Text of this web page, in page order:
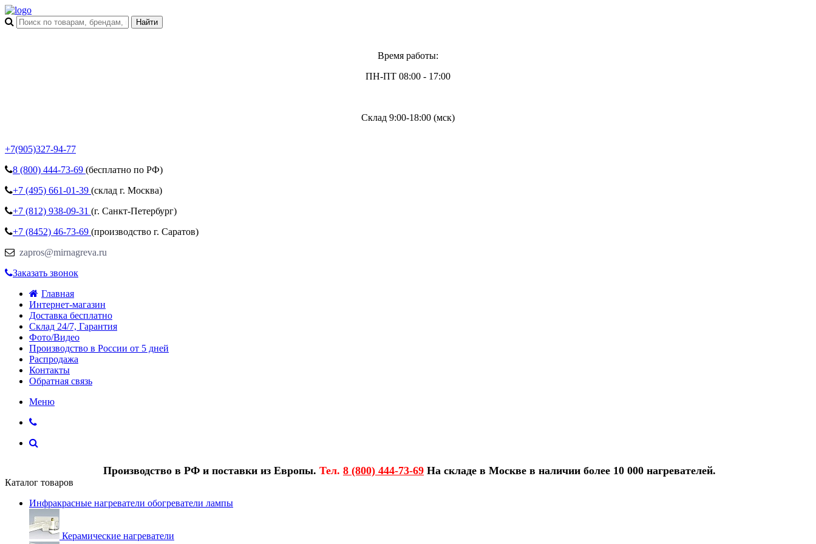
Время работы:
ПН-ПТ 08:00 - 17:00
Склад 9:00-18:00 (мск)
+7(905)327-94-77
8 (800) 444-73-69 (бесплатно по РФ)
+7 (495) 661-01-39 (склад г. Москва)
+7 (812) 938-09-31 (г. Санкт-Петербург)
+7 (8452) 46-73-69 (производство г. Саратов)
zapros@mirnagreva.ru
Заказать звонок
Главная
Интернет-магазин
Доставка бесплатно
Склад 24/7, Гарантия
Фото/Видео
Производство в России от 5 дней
Распродажа
Контакты
Обратная связь
Меню
Производство в РФ и поставки из Европы. Тел. 8 (800) 444-73-69 На складе в Москве в наличии более 10 000 нагревателей.
Каталог товаров
Инфракрасные нагреватели обогреватели лампы
Керамические нагреватели